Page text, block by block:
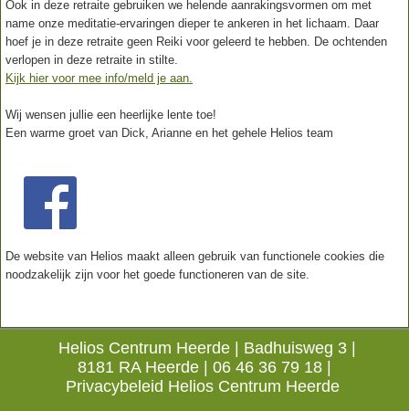
Ook in deze retraite gebruiken we helende aanrakingsvormen om met
name onze meditatie-ervaringen dieper te ankeren in het lichaam. Daar
hoef je in deze retraite geen Reiki voor geleerd te hebben. De ochtenden
verlopen in deze retraite in stilte.
Kijk hier voor mee info/meld je aan.
Wij wensen jullie een heerlijke lente toe!
Een warme groet van Dick, Arianne en het gehele Helios team
De website van Helios maakt alleen gebruik van functionele cookies die
noodzakelijk zijn voor het goede functioneren van de site.
Helios Centrum Heerde |
Badhuisweg 3 |
8181 RA Heerde |
06 46 36 79 18
Privacybeleid Helios Centrum Heerde